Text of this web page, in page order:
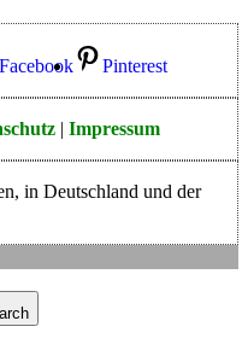
Facebook Pinterest
| Impressum
in Deutschland und der